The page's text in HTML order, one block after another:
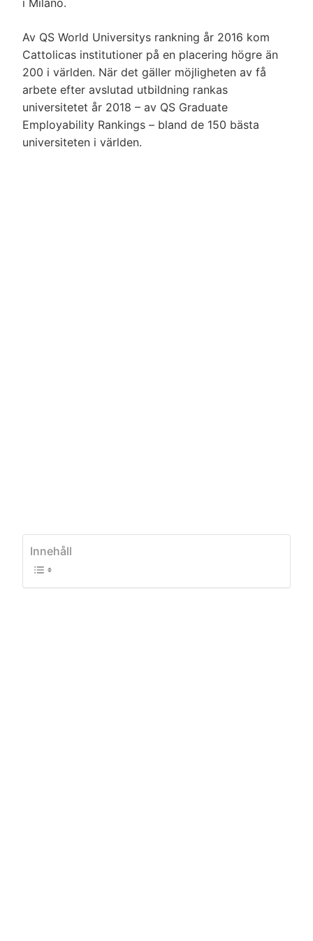
i Milano.
Av QS World Universitys rankning år 2016 kom
Cattolicas institutioner på en placering högre än
200 i världen. När det gäller möjligheten av få
arbete efter avslutad utbildning rankas
universitetet år 2018 – av QS Graduate
Employability Rankings – bland de 150 bästa
universiteten i världen.
Innehåll